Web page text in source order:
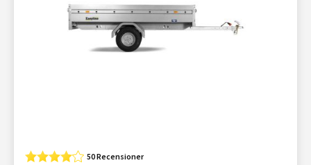
50 Recensioner